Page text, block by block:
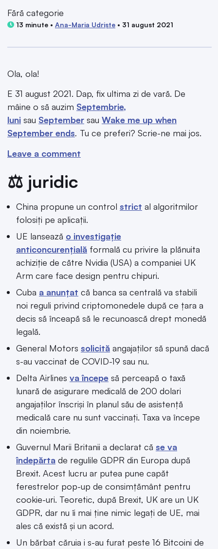
Fără categorie
13 minute • Ana-Maria Udriște • 31 august 2021
Ola, ola!
E 31 august 2021. Dap, fix ultima zi de vară. De
mâine o să auzim Septembrie,
luni sau September sau Wake me up when
September ends. Tu ce preferi? Scrie-ne mai jos.
Leave a comment
⚖️ juridic
China propune un control strict al algoritmilor
folosiți pe aplicații.
UE lansează o investigație
anticoncurențială formală cu privire la plănuita
achiziție de către Nvidia (USA) a companiei UK
Arm care face design pentru chipuri.
Cuba a anunțat că banca sa centrală va stabili
noi reguli privind criptomonedele după ce țara a
decis să înceapă să le recunoască drept monedă
legală.
General Motors solicită angajaților să spună dacă
s-au vaccinat de COVID-19 sau nu.
Delta Airlines va începe să perceapă o taxă
lunară de asigurare medicală de 200 dolari
angajaților înscriși în planul său de asistență
medicală care nu sunt vaccinați. Taxa va începe
din noiembrie.
Guvernul Marii Britanii a declarat că se va
îndepărta de regulile GDPR din Europa după
Brexit. Acest lucru ar putea pune capăt
ferestrelor pop-up de consimțământ pentru
cookie-uri. Teoretic, după Brexit, UK are un UK
GDPR, dar nu îi mai ține nimic legați de UE, mai
ales că există și un acord.
Un bărbat căruia i s-au furat peste 16 Bitcoini de